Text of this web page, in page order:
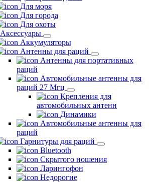
Для моря
Для города
Для охоты
Аксессуары
Аккумуляторы
Антенны для раций
Антенны для портативных
раций
Автомобильные антенны для
раций 27 Мгц
Крепления для
автомобильных антенн
Динамики
Автомобильные антенны для
раций
Гарнитуры для раций
Bluetooth
Скрытого ношения
Ларингофон
Недорогие